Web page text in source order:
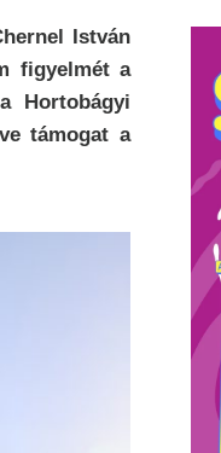
István
figyelmét a
Hortobágyi
támogat a